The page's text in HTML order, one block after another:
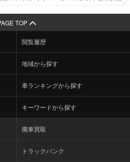
TOP
閲覧履歴
地域から探す
車ランキングから探す
キーワードから探す
廃車買取
トラックバンク